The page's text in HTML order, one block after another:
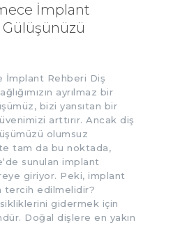
İmplant
İmplant Rehberi Diş
ayrılmaz bir
bizi yansıtan bir
arttırır. Ancak diş
olumsuz
tam da bu noktada,
sunulan implant
giriyor. Peki, implant
tercih edilmelidir?
gidermek için
Doğal dişlere en yakın